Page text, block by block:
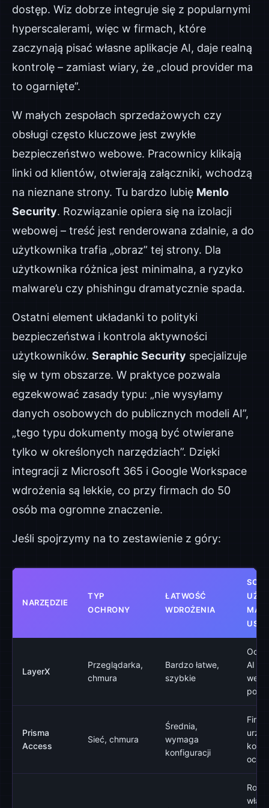
dostęp. Wiz dobrze integruje się z popularnymi
hyperscalerami, więc w firmach, które
zaczynają pisać własne aplikacje AI, daje realną
kontrolę – zamiast wiary, że „cloud provider ma
to ogarnięte”.
W małych zespołach sprzedażowych czy
obsługi często kluczowe jest zwykłe
bezpieczeństwo webowe. Pracownicy klikają
linki od klientów, otwierają załączniki, wchodzą
na nieznane strony. Tu bardzo lubię Menlo
Security. Rozwiązanie opiera się na izolacji
webowej – treść jest renderowana zdalnie, a do
użytkownika trafia „obraz” tej strony. Dla
użytkownika różnica jest minimalna, a ryzyko
malware’u czy phishingu dramatycznie spada.
Ostatni element układanki to polityki
bezpieczeństwa i kontrola aktywności
użytkowników. Seraphic Security specjalizuje
się w tym obszarze. W praktyce pozwala
egzekwować zasady typu: „nie wysyłamy
danych osobowych do publicznych modeli AI”,
„tego typu dokumenty mogą być otwierane
tylko w określonych narzędziach”. Dzięki
integracji z Microsoft 365 i Google Workspace
wdrożenia są lekkie, co przy firmach do 50
osób ma ogromne znaczenie.
Jeśli spojrzymy na to zestawienie z góry:
NARZĘDZIE
TYP
OCHRONY
ŁATWOŚĆ
WDROŻENIA
LayerX
Przeglądarka,
chmura
Bardzo łatwe,
szybkie
AI w
Prisma
Access
Sieć, chmura
Średnia,
wymaga
konfiguracji